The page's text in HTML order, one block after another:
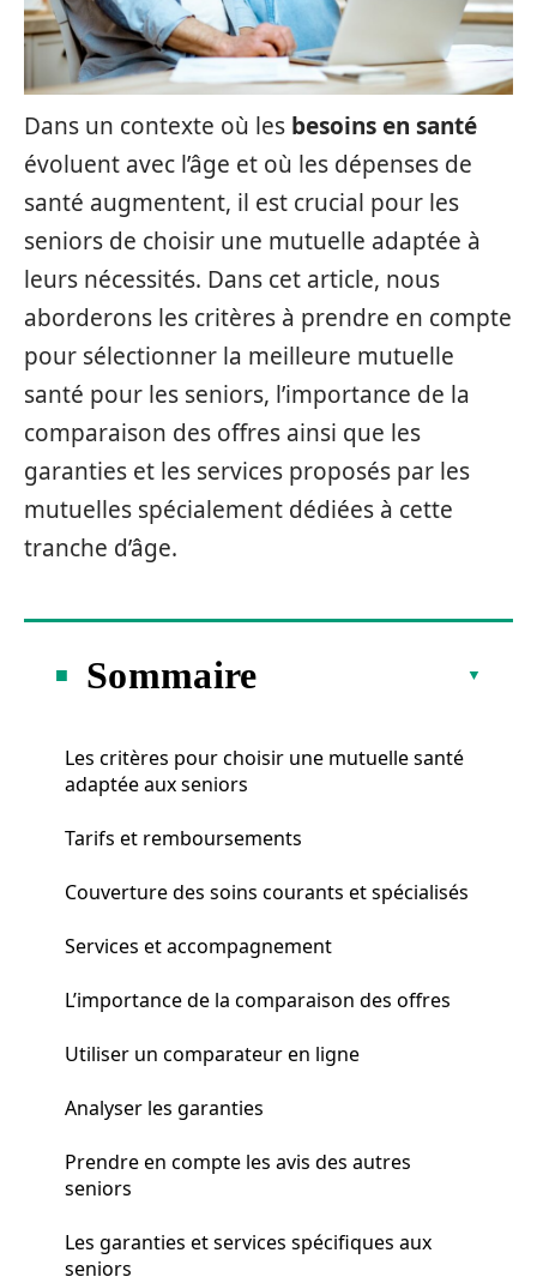
Dans un contexte où les besoins en santé
évoluent avec l’âge et où les dépenses de
santé augmentent, il est crucial pour les
seniors de choisir une mutuelle adaptée à
leurs nécessités. Dans cet article, nous
aborderons les critères à prendre en compte
pour sélectionner la meilleure mutuelle
santé pour les seniors, l’importance de la
comparaison des offres ainsi que les
garanties et les services proposés par les
mutuelles spécialement dédiées à cette
tranche d’âge.
Sommaire
Les critères pour choisir une mutuelle santé
adaptée aux seniors
Tarifs et remboursements
Couverture des soins courants et spécialisés
Services et accompagnement
L’importance de la comparaison des offres
Utiliser un comparateur en ligne
Analyser les garanties
Prendre en compte les avis des autres
seniors
Les garanties et services spécifiques aux
seniors